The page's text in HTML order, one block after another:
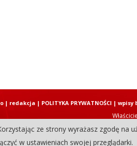
Copyright © 2004-
| redakcja | POLITYKA PRYWATNOŚCI | wpisy
ze strony wyrażasz zgodę na
w ustawieniach swojej przeglądarki.